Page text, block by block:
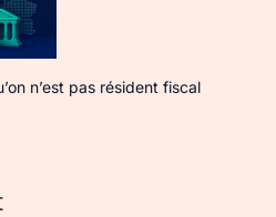
n’est pas résident fiscal